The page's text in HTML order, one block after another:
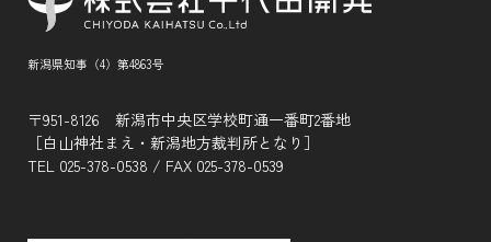
新潟県知事（4）第4863号
〒951-8126 新潟市中央区学校町通一番町2番地
［白山神社まえ・新潟地方裁判所となり］
TEL 025-378-0538 / FAX 025-378-0539